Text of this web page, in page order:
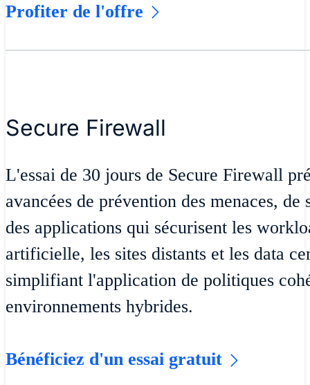
Profiter de l'offre
Secure Firewall
L'essai de 30 jours de Secure Firewall
avancées de prévention des menaces,
des applications qui sécurisent les
artificielle, les sites distants et les data
simplifiant l'application de politiques
environnements hybrides.
Bénéficiez d'un essai gratuit